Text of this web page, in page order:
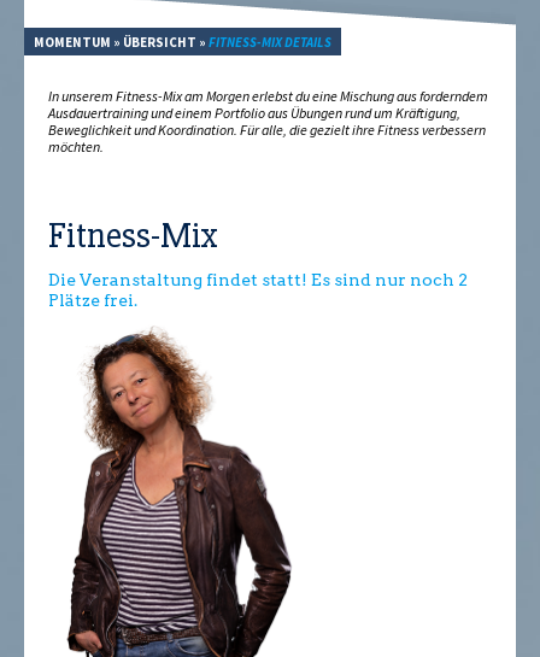
MOMENTUM » ÜBERSICHT » FITNESS-MIX DETAILS
In unserem Fitness-Mix am Morgen erlebst du eine Mischung aus forderndem
Ausdauertraining und einem Portfolio aus Übungen rund um Kräftigung,
Beweglichkeit und Koordination. Für alle, die gezielt ihre Fitness verbessern
möchten.
Fitness-Mix
Die Veranstaltung findet statt! Es sind nur noch 2
Plätze frei.